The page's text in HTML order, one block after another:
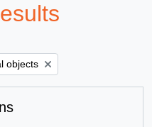
objects